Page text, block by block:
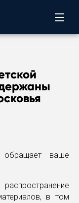
ваше
в том